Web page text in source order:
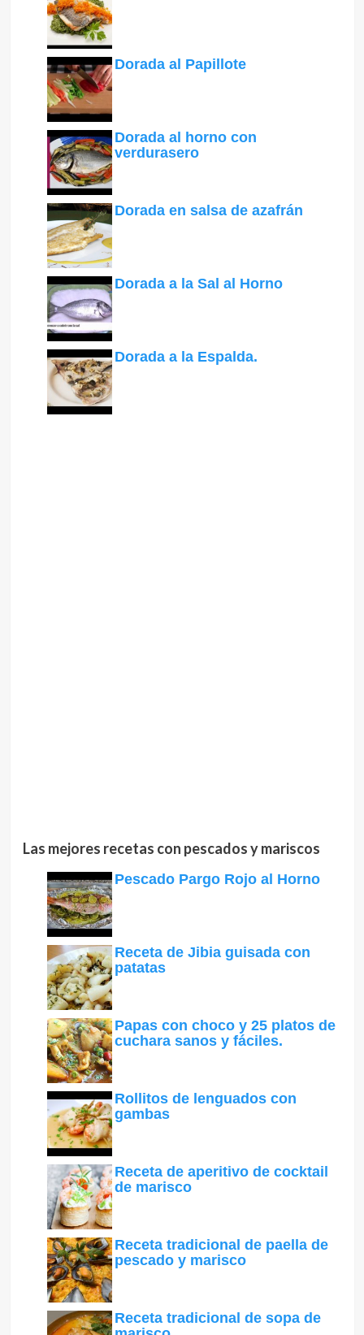
Dorada al Papillote
Dorada al horno con
verdurasero
Dorada en salsa de azafrán
Dorada a la Sal al Horno
Dorada a la Espalda.
Las mejores recetas con pescados y mariscos
Pescado Pargo Rojo al Horno
Receta de Jibia guisada con
patatas
Papas con choco y 25 platos de
cuchara sanos y fáciles.
Rollitos de lenguados con
gambas
Receta de aperitivo de cocktail
de marisco
Receta tradicional de paella de
pescado y marisco
Receta tradicional de sopa de